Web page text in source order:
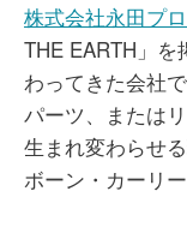
株式会社永田プ
THE EARTH」
わってきた会社
パーツ、または
生まれ変わらせ
ボーン・カーリ